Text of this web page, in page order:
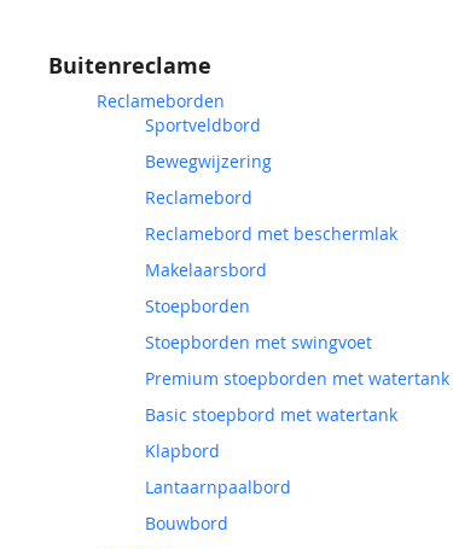
Buitenreclame
Reclameborden
Sportveldbord
Bewegwijzering
Reclamebord
Reclamebord met beschermlak
Makelaarsbord
Stoepborden
Stoepborden met swingvoet
Premium stoepborden met watertank
Basic stoepbord met watertank
Klapbord
Lantaarnpaalbord
Bouwbord